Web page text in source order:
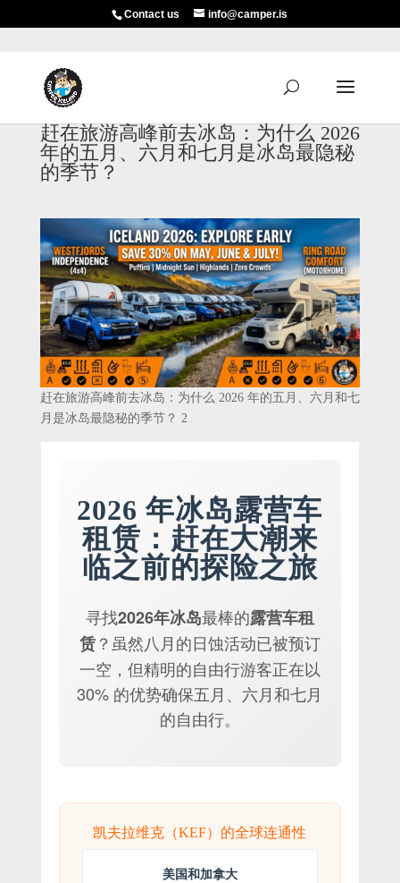
Contact us info@camper.is
赶在旅游高峰前去冰岛：为什么 2026
年的五月、六月和七月是冰岛最隐秘
的季节？
赶在旅游高峰前去冰岛：为什么 2026 年的五月、六月和七
月是冰岛最隐秘的季节？ 2
2026 年冰岛露营车
租赁：赶在大潮来
临之前的探险之旅
寻找2026年冰岛最棒的露营车租
赁？虽然八月的日蚀活动已被预订
一空，但精明的自由行游客正在以
30% 的优势确保五月、六月和七月
的自由行。
凯夫拉维克（KEF）的全球连通性
美国和加拿大